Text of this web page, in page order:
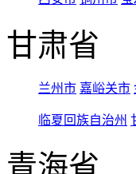
甘肃省
兰州市 嘉峪关市
临夏回族自治州
青海省